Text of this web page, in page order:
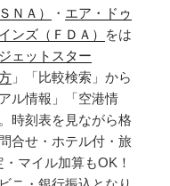
ＮＡ） ・ エア・ドゥ
ンズ（ＦＤＡ）
をは
ジェットスター
」「比較検索」から
ル情報」「空港情
時刻表を見ながら格
合せ・ホテル付・旅
マイル加算もOK！